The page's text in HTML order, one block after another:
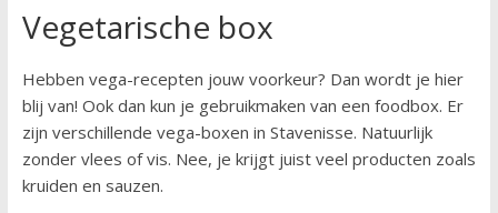
Vegetarische box
Hebben vega-recepten jouw voorkeur? Dan wordt je hier
blij van! Ook dan kun je gebruikmaken van een foodbox. Er
zijn verschillende vega-boxen in Stavenisse. Natuurlijk
zonder vlees of vis. Nee, je krijgt juist veel producten zoals
kruiden en sauzen.